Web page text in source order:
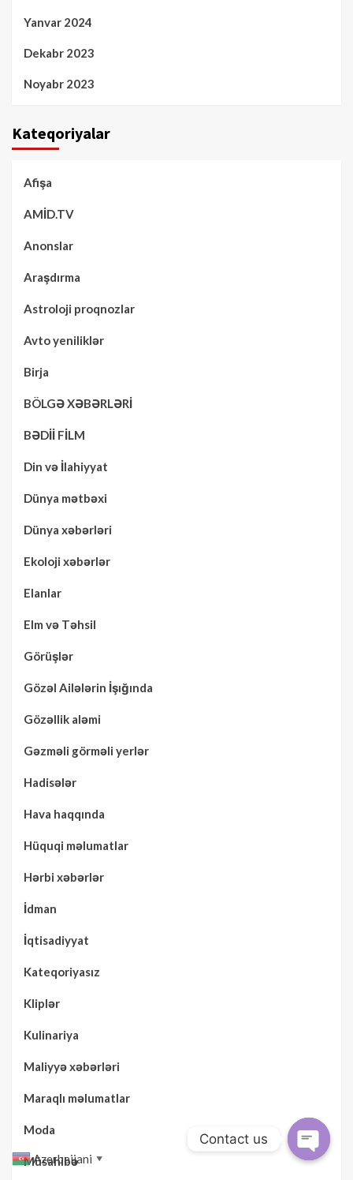
Yanvar 2024
Dekabr 2023
Noyabr 2023
Kateqoriyalar
Afişa
AMİD.TV
Anonslar
Araşdırma
Astroloji proqnozlar
Avto yeniliklər
Birja
BÖLGƏ XƏBƏRLƏRİ
BƏDİİ FİLM
Din və İlahiyyat
Dünya mətbəxi
Dünya xəbərləri
Ekoloji xəbərlər
Elanlar
Elm və Təhsil
Görüşlər
Gözəl Ailələrin İşığında
Gözəllik aləmi
Gəzməli görməli yerlər
Hadisələr
Hava haqqında
Hüquqi məlumatlar
Hərbi xəbərlər
İdman
İqtisadiyyat
Kateqoriyasız
Kliplər
Kulinariya
Maliyyə xəbərləri
Maraqlı məlumatlar
Moda
Müsahibə
Azerbaijani ▼
Contact us
Open